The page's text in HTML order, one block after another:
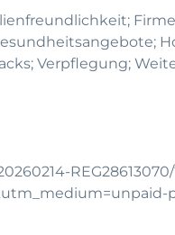
Verpflegung;